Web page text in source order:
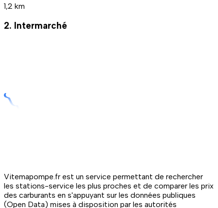
1,2 km
2. Intermarché
Vitemapompe.fr est un service permettant de rechercher
les stations-service les plus proches et de comparer les prix
des carburants en s'appuyant sur les données publiques
(Open Data) mises à disposition par les autorités